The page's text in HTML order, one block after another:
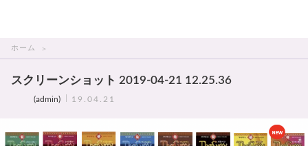
ホーム
スクリーンショット 2019-04-21 12.25.36
(admin) 19.04.21